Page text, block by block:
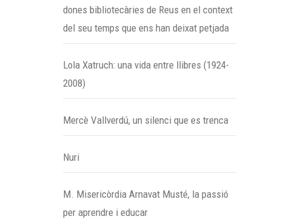
dones bibliotecàries de Reus en el context
del seu temps que ens han deixat petjada
Lola Xatruch: una vida entre llibres (1924-
2008)
Mercè Vallverdú, un silenci que es trenca
Nuri
M. Misericòrdia Arnavat Musté, la passió
per aprendre i educar